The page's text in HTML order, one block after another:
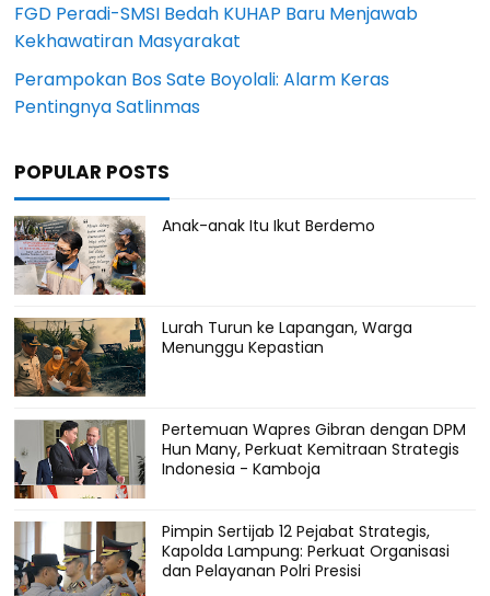
FGD Peradi-SMSI Bedah KUHAP Baru Menjawab
Kekhawatiran Masyarakat
Perampokan Bos Sate Boyolali: Alarm Keras
Pentingnya Satlinmas
POPULAR POSTS
Anak-anak Itu Ikut Berdemo
Lurah Turun ke Lapangan, Warga
Menunggu Kepastian
Pertemuan Wapres Gibran dengan DPM
Hun Many, Perkuat Kemitraan Strategis
Indonesia - Kamboja
Pimpin Sertijab 12 Pejabat Strategis,
Kapolda Lampung: Perkuat Organisasi
dan Pelayanan Polri Presisi